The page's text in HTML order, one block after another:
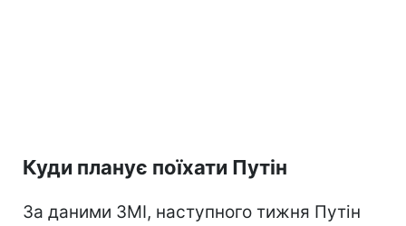
Куди планує поїхати Путін
За даними ЗМІ, наступного тижня Путін